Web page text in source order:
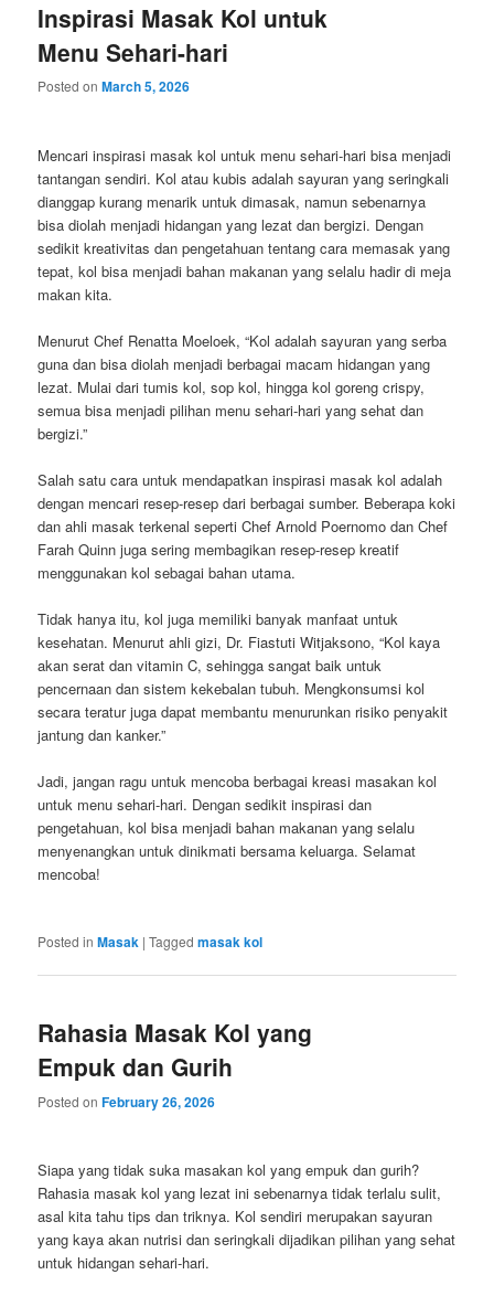
Inspirasi Masak Kol untuk
Menu Sehari-hari
Posted onMarch 5, 2026
Mencari inspirasi masak kol untuk menu sehari-hari bisa menjadi
tantangan sendiri. Kol atau kubis adalah sayuran yang seringkali
dianggap kurang menarik untuk dimasak, namun sebenarnya
bisa diolah menjadi hidangan yang lezat dan bergizi. Dengan
sedikit kreativitas dan pengetahuan tentang cara memasak yang
tepat, kol bisa menjadi bahan makanan yang selalu hadir di meja
makan kita.
Menurut Chef Renatta Moeloek, “Kol adalah sayuran yang serba
guna dan bisa diolah menjadi berbagai macam hidangan yang
lezat. Mulai dari tumis kol, sop kol, hingga kol goreng crispy,
semua bisa menjadi pilihan menu sehari-hari yang sehat dan
bergizi.”
Salah satu cara untuk mendapatkan inspirasi masak kol adalah
dengan mencari resep-resep dari berbagai sumber. Beberapa koki
dan ahli masak terkenal seperti Chef Arnold Poernomo dan Chef
Farah Quinn juga sering membagikan resep-resep kreatif
menggunakan kol sebagai bahan utama.
Tidak hanya itu, kol juga memiliki banyak manfaat untuk
kesehatan. Menurut ahli gizi, Dr. Fiastuti Witjaksono, “Kol kaya
akan serat dan vitamin C, sehingga sangat baik untuk
pencernaan dan sistem kekebalan tubuh. Mengkonsumsi kol
secara teratur juga dapat membantu menurunkan risiko penyakit
jantung dan kanker.”
Jadi, jangan ragu untuk mencoba berbagai kreasi masakan kol
untuk menu sehari-hari. Dengan sedikit inspirasi dan
pengetahuan, kol bisa menjadi bahan makanan yang selalu
menyenangkan untuk dinikmati bersama keluarga. Selamat
mencoba!
Posted in Masak |Tagged masak kol
Rahasia Masak Kol yang
Empuk dan Gurih
Posted onFebruary 26, 2026
Siapa yang tidak suka masakan kol yang empuk dan gurih?
Rahasia masak kol yang lezat ini sebenarnya tidak terlalu sulit,
asal kita tahu tips dan triknya. Kol sendiri merupakan sayuran
yang kaya akan nutrisi dan seringkali dijadikan pilihan yang sehat
untuk hidangan sehari-hari.